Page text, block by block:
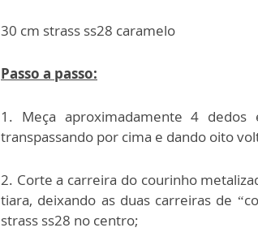
30 cm strass ss28 caramelo
Passo a passo:
1. Meça aproximadamente 4
transpassando por cima e dando oito
2. Corte a carreira do courinho
tiara, deixando as duas carreiras de
strass ss28 no centro;